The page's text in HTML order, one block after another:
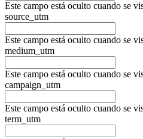
Este campo está oculto cuando se
source_utm
Este campo está oculto cuando se
medium_utm
Este campo está oculto cuando se
campaign_utm
Este campo está oculto cuando se
term_utm